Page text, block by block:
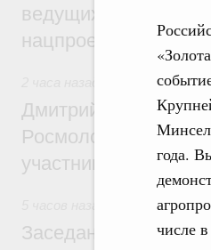
года.
числе
ведущих к
нацпроекту
Молодёжная
Дмитрий
Росмолодёжи
участников проекта
Евразийский
Заседание